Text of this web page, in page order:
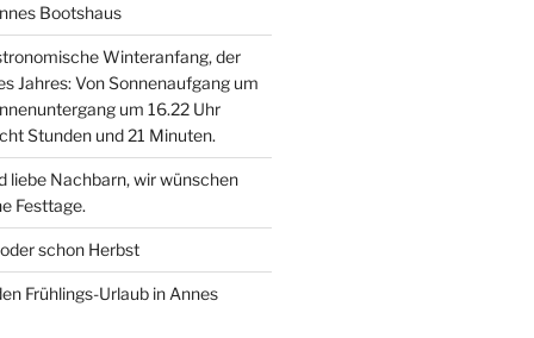
Bootshaus
Winteranfang, der
Jahres: Von Sonnenaufgang um
um 16.22 Uhr
Stunden und 21 Minuten.
liebe Nachbarn, wir wünschen
Festtage.
schon Herbst
Frühlings-Urlaub in Annes